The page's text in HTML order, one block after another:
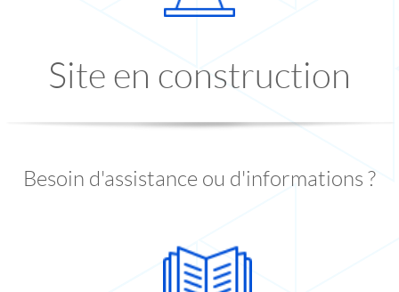
Site en construction
Besoin d'assistance ou d'informations ?